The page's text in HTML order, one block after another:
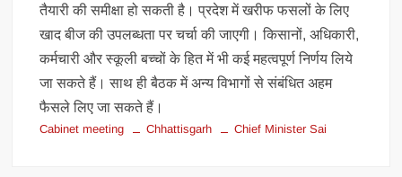
तैयारी की समीक्षा हो सकती है। प्रदेश में खरीफ फसलों के लिए
खाद बीज की उपलब्धता पर चर्चा की जाएगी। किसानों, अधिकारी,
कर्मचारी और स्कूली बच्चों के हित में भी कई महत्वपूर्ण निर्णय लिये
जा सकते हैं। साथ ही बैठक में अन्य विभागों से संबंधित अहम
फैसले लिए जा सकते हैं।
Cabinet meeting Chhattisgarh Chief Minister Sai